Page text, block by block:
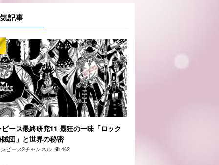
記事
ピース最終研究11 最狂の一味「ロック
賊団」と世界の秘密
ピース2チャンネル 462